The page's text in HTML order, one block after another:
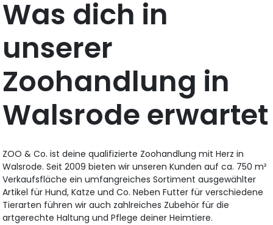
Was dich in
unserer
Zoohandlung in
Walsrode erwartet
ZOO & Co. ist deine qualifizierte Zoohandlung mit Herz in
Walsrode. Seit 2009 bieten wir unseren Kunden auf ca. 750 m²
Verkaufsfläche ein umfangreiches Sortiment ausgewählter
Artikel für Hund, Katze und Co. Neben Futter für verschiedene
Tierarten führen wir auch zahlreiches Zubehör für die
artgerechte Haltung und Pflege deiner Heimtiere.